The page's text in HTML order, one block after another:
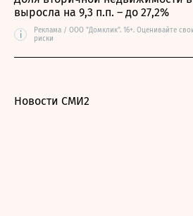
выросла на 9,3 п.п. – до 27,2%
i
Реклама / ООО "Домклик". 16+. Оценивайте
риски
Новости СМИ2